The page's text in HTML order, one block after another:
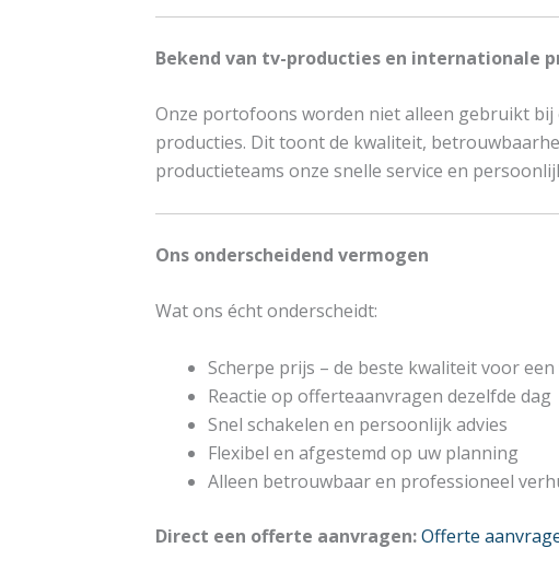
Bekend van tv-producties en internationale
Onze portofoons worden niet alleen gebruikt
producties. Dit toont de kwaliteit,
productieteams onze snelle service en
Ons onderscheidend vermogen
Wat ons écht onderscheidt:
Scherpe prijs – de beste kwaliteit voor
Reactie op offerteaanvragen dezelfde dag
Snel schakelen en persoonlijk advies
Flexibel en afgestemd op uw planning
Alleen betrouwbaar en professioneel
Direct een offerte aanvragen:Offerte